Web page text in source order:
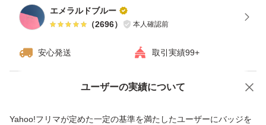
エメラルドブルー
（2696） 本人確認前
安心発送 取引実績99+
ユーザーの実績について
Yahoo!フリマが定めた一定の基準を満たしたユーザーにバッジを
価格の相談 商品への質問